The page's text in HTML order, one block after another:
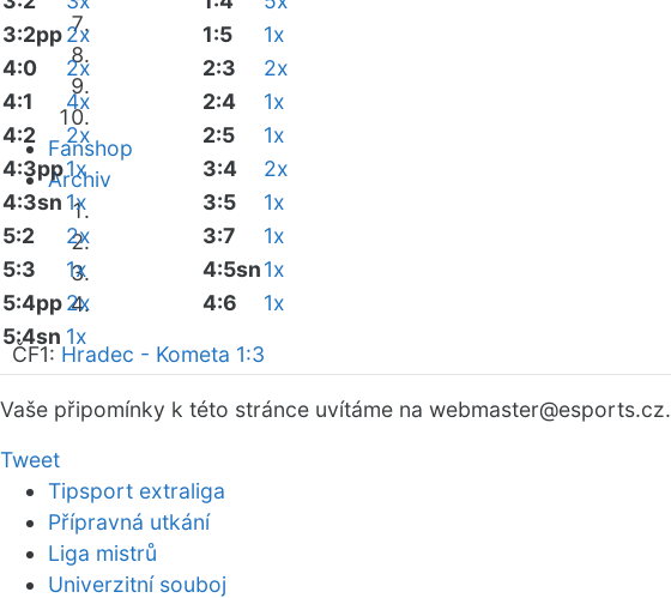
Fanshop
Archiv
ČF1: Hradec - Kometa 1:3
3:2pp2x
4:0
2x
4:1
4x
4:2
2x
4:3pp1x
4:3sn 1x
5:2
2x
5:3
1x
5:4pp2x
5:4sn 1x
1:5
1x
2:3
2x
2:4
1x
2:5
1x
3:4
2x
3:5
1x
3:7
1x
4:5sn1x
4:6
1x
Vaše připomínky k této stránce uvítáme na webmaster@esports.cz.
Tweet
Tipsport extraliga
Přípravná utkání
Liga mistrů
Univerzitní souboj